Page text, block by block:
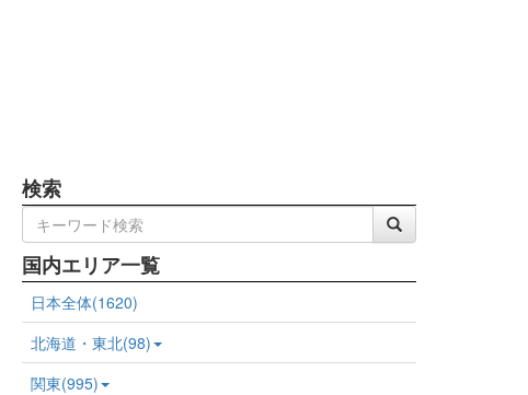
検索
国内エリア一覧
日本全体(1620)
北海道・東北(98)
関東(995)